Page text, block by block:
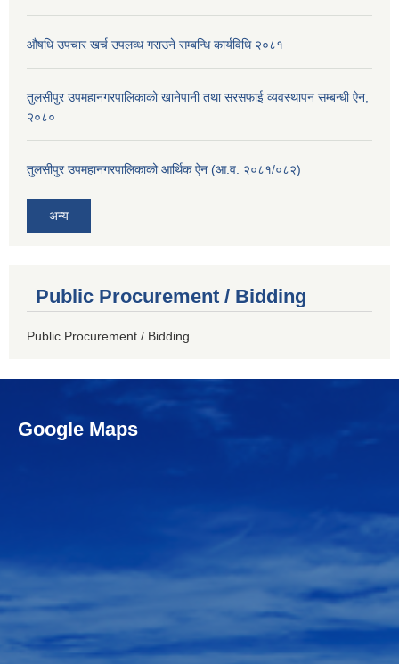
औषधि उपचार खर्च उपलव्ध गराउने सम्बन्धि कार्यविधि २०८१
तुलसीपुर उपमहानगरपालिकाको खानेपानी तथा सरसफाई व्यवस्थापन सम्बन्धी ऐन,
२०८०
तुलसीपुर उपमहानगरपालिकाको आर्थिक ऐन (आ.व. २०८१/०८२)
अन्य
Public Procurement / Bidding
Public Procurement / Bidding
Google Maps